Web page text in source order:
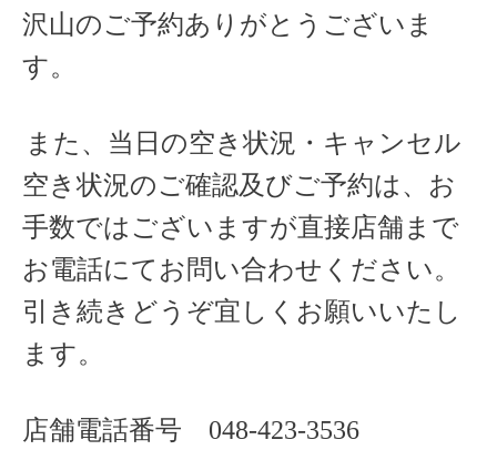
沢山のご予約ありがとうございま
す。
また、当日の空き状況・キャンセル
空き状況のご確認及びご予約は、お
手数ではございますが直接店舗まで
お電話にてお問い合わせください。
引き続きどうぞ宜しくお願いいたし
ます。
店舗電話番号 048-423-3536